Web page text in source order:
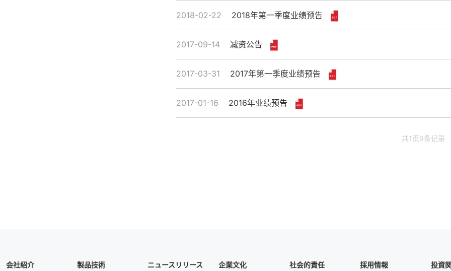
2018-02-22 2018年第一季度业绩预告
2017-09-14 减资公告
2017-03-31 2017年第一季度业绩预告
2017-01-16 2016年业绩预告
共1页9条记录
会社紹介 製品技術 ニュースリリース 企業文化 社会的責任 採用情報 投資